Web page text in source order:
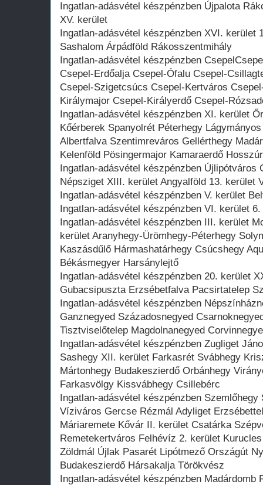
Ingatlan-adásvétel készpénzben Újpalota
XV. kerület
Ingatlan-adásvétel készpénzben XVI. kerület
Sashalom Árpádföld Rákosszentmihály
Ingatlan-adásvétel készpénzben
Csepel-Erdőalja Csepel-Ófalu Csepel-
Csepel-Szigetcsúcs Csepel-Kertváros
Királymajor Csepel-Királyerdő Csepel-
Ingatlan-adásvétel készpénzben XI. kerület
Kőérberek Spanyolrét Péterhegy
Albertfalva Szentimreváros Gellérthegy
Kelenföld Pösingermajor Kamaraerdő
Ingatlan-adásvétel készpénzben Újlipótváros
Népsziget XIII. kerület Angyalföld 13. kerület
Ingatlan-adásvétel készpénzben V. kerület
Ingatlan-adásvétel készpénzben VI. kerület
Ingatlan-adásvétel készpénzben III. kerület
kerület Aranyhegy-Ürömhegy-Péterhegy
Kaszásdűlő Hármashatárhegy Csúcshegy
Békásmegyer Harsánylejtő
Ingatlan-adásvétel készpénzben 20. kerület
Gubacsipuszta Erzsébetfalva Pacsirtatelep
Ingatlan-adásvétel készpénzben
Ganznegyed Századosnegyed
Tisztviselőtelep Magdolnanegyed
Ingatlan-adásvétel készpénzben Zugliget
Sashegy XII. kerület Farkasrét Svábhegy
Mártonhegy Budakeszierdő Orbánhegy
Farkasvölgy Kissvábhegy Csillebérc
Ingatlan-adásvétel készpénzben
Víziváros Gercse Rézmál Adyliget
Máriaremete Kővár II. kerület Csatárka
Remetekertváros Felhévíz 2. kerület
Zöldmál Újlak Pasarét Lipótmező Országút
Budakeszierdő Hársakalja Törökvész
Ingatlan-adásvétel készpénzben Madárdomb